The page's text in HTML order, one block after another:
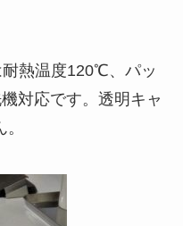
熱温度120℃、パッ
対応です。透明キャ